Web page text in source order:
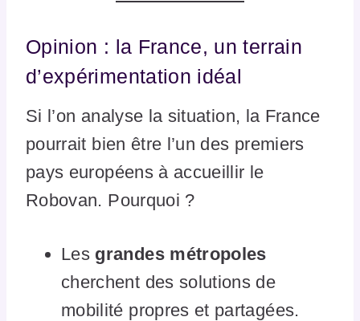
Opinion : la France, un terrain
d’expérimentation idéal
Si l’on analyse la situation, la France
pourrait bien être l’un des premiers
pays européens à accueillir le
Robovan. Pourquoi ?
Les grandes métropoles
cherchent des solutions de
mobilité propres et partagées.